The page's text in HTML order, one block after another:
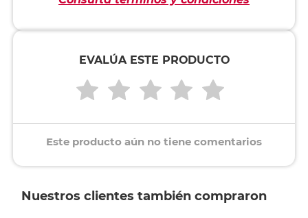
EVALÚA ESTE PRODUCTO
Este producto aún no tiene comentarios
Nuestros clientes también compraron